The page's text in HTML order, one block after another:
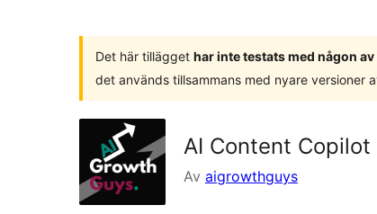
Det här tillägget har inte testats med någon
det används tillsammans med nyare versioner
AI Content
Av aigrowthguys